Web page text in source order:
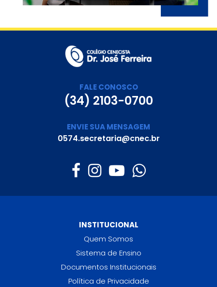
FALE CONOSCO
(34) 2103-0700
ENVIE SUA MENSAGEM
0574.secretaria@cnec.br
INSTITUCIONAL
Quem Somos
Sistema de Ensino
Documentos Institucionais
Política de Privacidade